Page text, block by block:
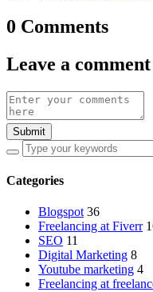
0 Comments
Leave a comment
Submit
Categories
Blogspot 36
Freelancing at Fiverr
SEO 11
Digital Marketing 8
Youtube marketing 4
Freelancing at